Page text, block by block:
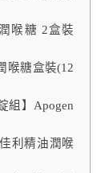
喉糖 2盒裝
喉糖盒裝(12
組】Apogen
利精油潤喉